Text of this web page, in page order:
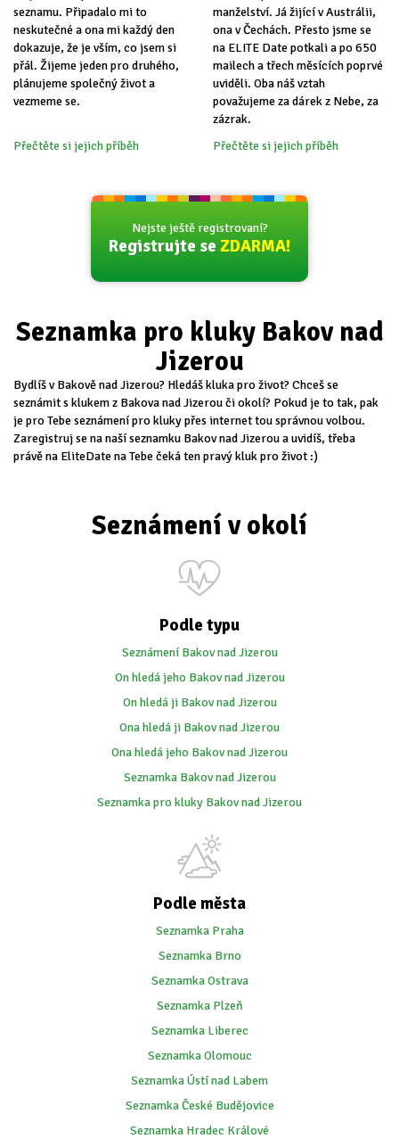
seznamu. Připadalo mi to
neskutečné a ona mi každý den
dokazuje, že je vším, co jsem si
přál. Žijeme jeden pro druhého,
plánujeme společný život a
vezmeme se.
Přečtěte si jejich příběh
manželství. Já žijící v Austrálii,
ona v Čechách. Přesto jsme se
na ELITE Date potkali a po 650
mailech a třech měsících poprvé
uviděli. Oba náš vztah
považujeme za dárek z Nebe, za
zázrak.
Přečtěte si jejich příběh
Nejste ještě registrovaní?
Registrujte se ZDARMA!
Seznamka pro kluky Bakov nad
Jizerou
Bydlíš v Bakově nad Jizerou? Hledáš kluka pro život? Chceš se
seznámit s klukem z Bakova nad Jizerou či okolí? Pokud je to tak, pak
je pro Tebe seznámení pro kluky přes internet tou správnou volbou.
Zaregistruj se na naší seznamku Bakov nad Jizerou a uvidíš, třeba
právě na EliteDate na Tebe čeká ten pravý kluk pro život :)
Seznámení v okolí
Podle typu
Seznámení Bakov nad Jizerou
On hledá jeho Bakov nad Jizerou
On hledá ji Bakov nad Jizerou
Ona hledá ji Bakov nad Jizerou
Ona hledá jeho Bakov nad Jizerou
Seznamka Bakov nad Jizerou
Seznamka pro kluky Bakov nad Jizerou
Podle města
Seznamka Praha
Seznamka Brno
Seznamka Ostrava
Seznamka Plzeň
Seznamka Liberec
Seznamka Olomouc
Seznamka Ústí nad Labem
Seznamka České Budějovice
Seznamka Hradec Králové